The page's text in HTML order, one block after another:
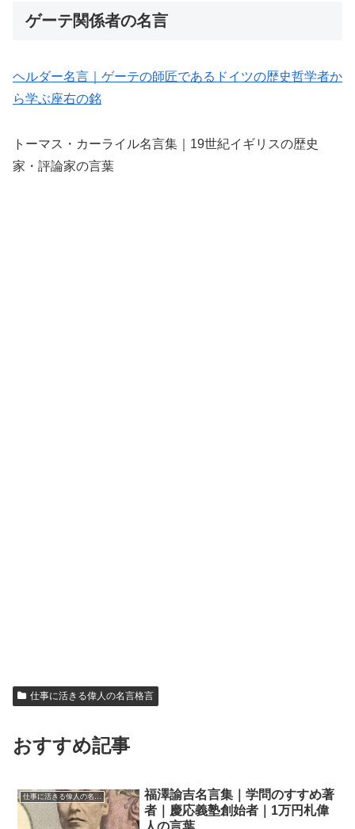
ゲーテ関係者の名言
ヘルダー名言｜ゲーテの師匠であるドイツの歴史哲学者か
ら学ぶ座右の銘
トーマス・カーライル名言集｜19世紀イギリスの歴史
家・評論家の言葉
仕事に活きる偉人の名言格言
おすすめ記事
仕事に活きる偉人の名言格言
福澤諭吉名言集｜学問のすすめ著
者｜慶応義塾創始者｜1万円札偉
人の言葉